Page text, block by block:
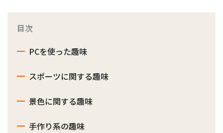
目次
PCを使った趣味
スポーツに関する趣味
景色に関する趣味
手作り系の趣味